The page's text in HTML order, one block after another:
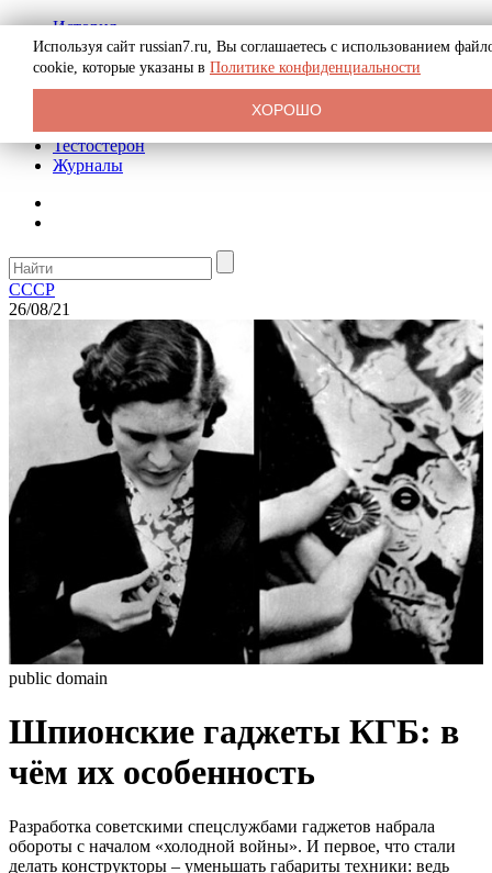
История
Биография
Криминал
Реклама на сайте
Тестостерон
Журналы
СССР
26/08/21
public domain
Шпионские гаджеты КГБ: в
чём их особенность
Разработка советскими спецслужбами гаджетов набрала
обороты с началом «холодной войны». И первое, что стали
делать конструкторы – уменьшать габариты техники: ведь
Используя сайт russian7.ru, Вы соглашаетесь с использованием
cookie, которые указаны в Политике конфиденциальности
ХОРОШО